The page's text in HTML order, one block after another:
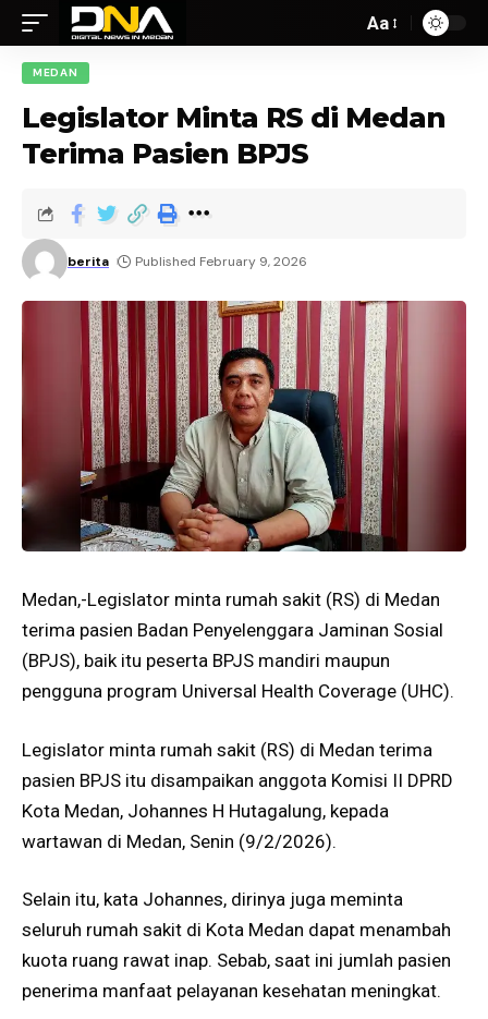
Aa
MEDAN
Legislator Minta RS di Medan
Terima Pasien BPJS
berita Published February 9, 2026
Medan,-Legislator minta rumah sakit (RS) di Medan
terima pasien Badan Penyelenggara Jaminan Sosial
(BPJS), baik itu peserta BPJS mandiri maupun
pengguna program Universal Health Coverage (UHC).
Legislator minta rumah sakit (RS) di Medan terima
pasien BPJS itu disampaikan anggota Komisi II DPRD
Kota Medan, Johannes H Hutagalung, kepada
wartawan di Medan, Senin (9/2/2026).
Selain itu, kata Johannes, dirinya juga meminta
seluruh rumah sakit di Kota Medan dapat menambah
kuota ruang rawat inap. Sebab, saat ini jumlah pasien
penerima manfaat pelayanan kesehatan meningkat.